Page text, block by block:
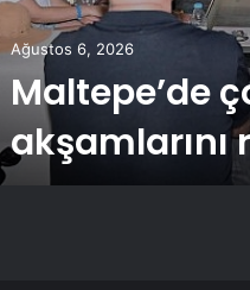
Ağustos 6, 2026
Maltepe’de